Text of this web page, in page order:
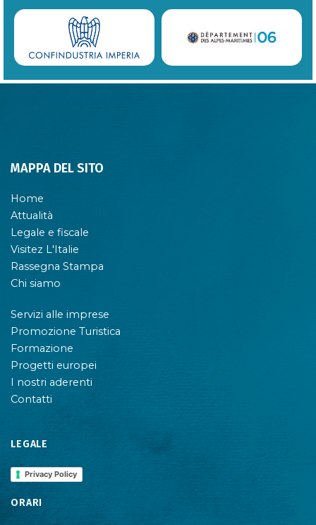
MAPPA DEL SITO
Home
Attualità
Legale e fiscale
Visitez L'Italie
Rassegna Stampa
Chi siamo
Servizi alle imprese
Promozione Turistica
Formazione
Progetti europei
I nostri aderenti
Contatti
LEGALE
Privacy Policy
ORARI